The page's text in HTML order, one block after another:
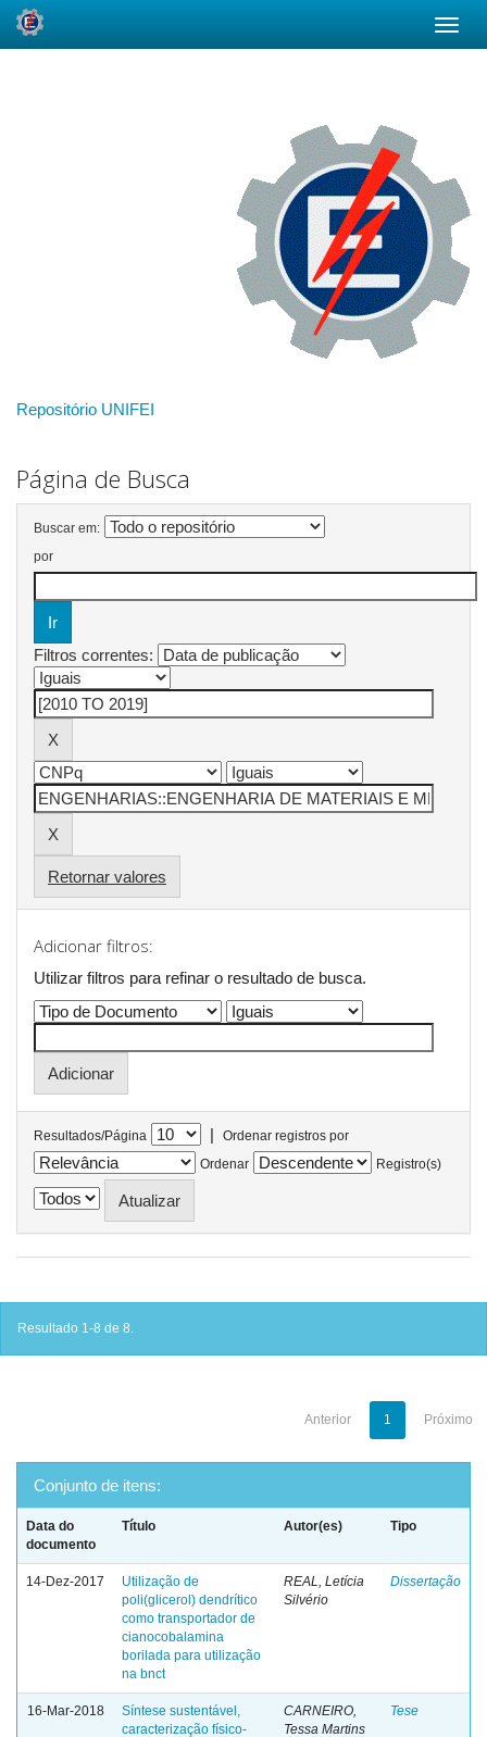
Repositório UNIFEI
Página de Busca
Buscar em:
por
Filtros correntes:
Retornar valores
Adicionar filtros:
Utilizar filtros para refinar o resultado de busca.
Resultados/Página |
Ordenar registros por
Ordenar
Registro(s)
Resultado 1-8 de 8.
Anterior 1 Próximo
Conjunto de itens:
Data do
documento
Título Autor(es) Tipo
14-Dez-2017
Utilização de
poli(glicerol) dendrítico
como transportador de
cianocobalamina
borilada para utilização
na bnct
REAL, Letícia
Silvério
Dissertação
16-Mar-2018
Síntese sustentável,
caracterização físico-
CARNEIRO,
Tessa Martins
Tese